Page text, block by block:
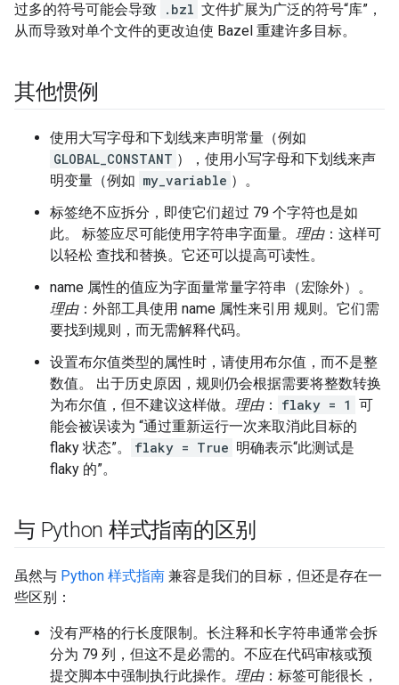
过多的符号可能会导致 .bzl 文件扩展为广泛的符号“库”，
从而导致对单个文件的更改迫使 Bazel 重建许多目标。
其他惯例
使用大写字母和下划线来声明常量（例如
GLOBAL_CONSTANT ），使用小写字母和下划线来声
明变量（例如 my_variable ）。
标签绝不应拆分，即使它们超过 79 个字符也是如
此。 标签应尽可能使用字符串字面量。 理由：这样可
以轻松 查找和替换。它还可以提高可读性。
name 属性的值应为字面量常量字符串（宏除外）。
理由：外部工具使用 name 属性来引用 规则。它们需
要找到规则，而无需解释代码。
设置布尔值类型的属性时，请使用布尔值，而不是整
数值。 出于历史原因，规则仍会根据需要将整数转换
为布尔值，但不建议这样做。 理由： flaky = 1 可
能会被误读为 “通过重新运行一次来取消此目标的
flaky 状态”。
flaky = True 明确表示“此测试是
flaky 的”。
与 Python 样式指南的区别
虽然与 Python 样式指南 兼容是我们的目标，但还是存在一
些区别：
没有严格的行长度限制。长注释和长字符串通常会拆
分为 79 列，但这不是必需的。不应在代码审核或预
提交脚本中强制执行此操作。 理由：标签可能很长，